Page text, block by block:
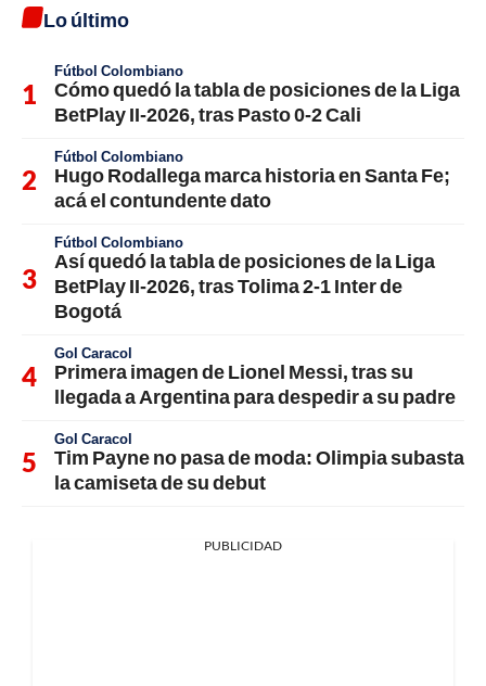
Lo último
Fútbol Colombiano
Cómo quedó la tabla de posiciones de la Liga
BetPlay II-2026, tras Pasto 0-2 Cali
Fútbol Colombiano
Hugo Rodallega marca historia en Santa Fe;
acá el contundente dato
Fútbol Colombiano
Así quedó la tabla de posiciones de la Liga
BetPlay II-2026, tras Tolima 2-1 Inter de
Bogotá
Gol Caracol
Primera imagen de Lionel Messi, tras su
llegada a Argentina para despedir a su padre
Gol Caracol
Tim Payne no pasa de moda: Olimpia subasta
la camiseta de su debut
PUBLICIDAD